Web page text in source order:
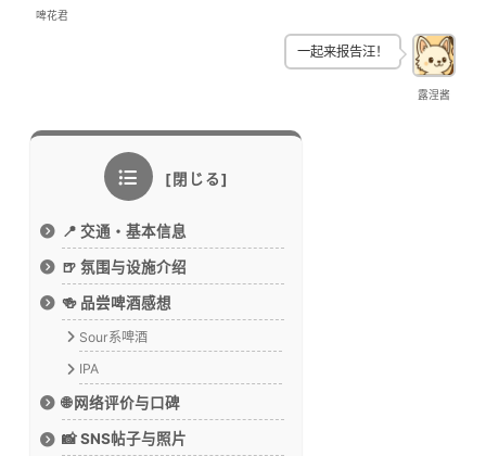
啤花君
露涅酱
一起来报告汪！
📍 交通・基本信息
🍺 氛围与设施介绍
🍻 品尝啤酒感想
Sour系啤酒
IPA
🌐 网络评价与口碑
📸 SNS帖子与照片